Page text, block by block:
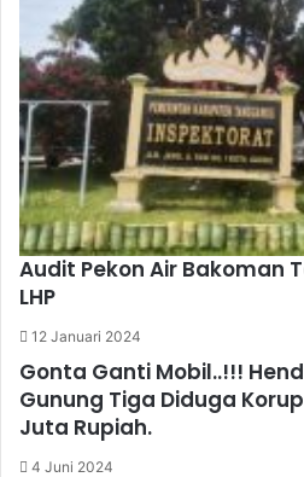
Audit Pekon Air Bakoman
LHP
12 Januari 2024
Gonta Ganti Mobil..!!!
Gunung Tiga Diduga
Juta Rupiah.
4 Juni 2024